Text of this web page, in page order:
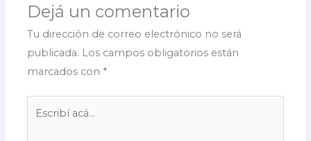
Dejá un comentario
Tu dirección de correo electrónico no será
publicada. Los campos obligatorios están
marcados con *